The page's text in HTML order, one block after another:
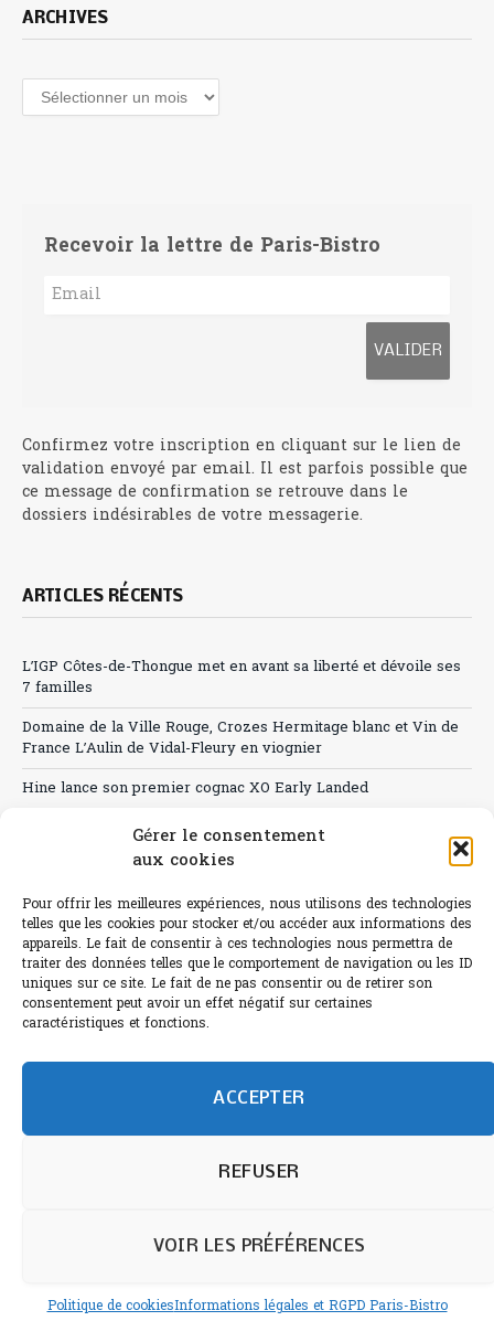
Gérer le consentement
aux cookies
Pour offrir les meilleures expériences, nous utilisons des technologies
telles que les cookies pour stocker et/ou accéder aux informations des
appareils. Le fait de consentir à ces technologies nous permettra de
traiter des données telles que le comportement de navigation ou les ID
uniques sur ce site. Le fait de ne pas consentir ou de retirer son
consentement peut avoir un effet négatif sur certaines
caractéristiques et fonctions.
ACCEPTER
REFUSER
VOIR LES PRÉFÉRENCES
Politique de cookiesInformations légales et RGPD Paris-Bistro
ARCHIVES
Archives
Recevoir la lettre de Paris-Bistro
Confirmez votre inscription en cliquant sur le lien de
validation envoyé par email. Il est parfois possible que
ce message de confirmation se retrouve dans le
dossiers indésirables de votre messagerie.
ARTICLES RÉCENTS
L’IGP Côtes-de-Thongue met en avant sa liberté et dévoile ses
7 familles
Domaine de la Ville Rouge, Crozes Hermitage blanc et Vin de
France L’Aulin de Vidal-Fleury en viognier
Hine lance son premier cognac XO Early Landed
Canicule : A quand le CHR à « l’heure espagnole » ?
Sélection de rosés 2026
L'abus d'alcool est dangereux pour la santé.
humain et 0% IA de Paris Bistro Editions - SARL de Presse -
Informations légales etRGPD